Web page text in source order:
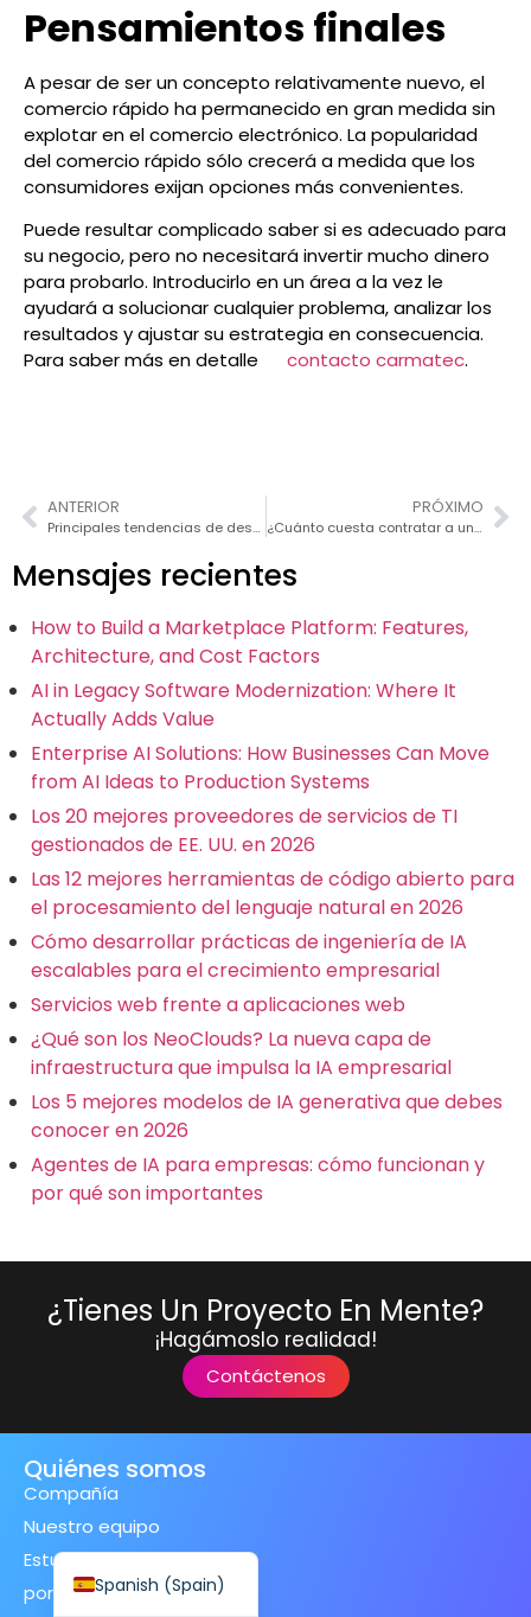
Pensamientos finales
A pesar de ser un concepto relativamente nuevo, el
comercio rápido ha permanecido en gran medida sin
explotar en el comercio electrónico. La popularidad
del comercio rápido sólo crecerá a medida que los
consumidores exijan opciones más convenientes.
Puede resultar complicado saber si es adecuado para
su negocio, pero no necesitará invertir mucho dinero
para probarlo. Introducirlo en un área a la vez le
ayudará a solucionar cualquier problema, analizar los
resultados y ajustar su estrategia en consecuencia.
Para saber más en detalle contacto carmatec.
ANTERIOR
Principales tendencias de desarrollo de Magento para 2026
PRÓXIMO
¿Cuánto cuesta contratar a un desarrollador de software?
Mensajes recientes
How to Build a Marketplace Platform: Features,
Architecture, and Cost Factors
AI in Legacy Software Modernization: Where It
Actually Adds Value
Enterprise AI Solutions: How Businesses Can Move
from AI Ideas to Production Systems
Los 20 mejores proveedores de servicios de TI
gestionados de EE. UU. en 2026
Las 12 mejores herramientas de código abierto para
el procesamiento del lenguaje natural en 2026
Cómo desarrollar prácticas de ingeniería de IA
escalables para el crecimiento empresarial
Servicios web frente a aplicaciones web
¿Qué son los NeoClouds? La nueva capa de
infraestructura que impulsa la IA empresarial
Los 5 mejores modelos de IA generativa que debes
conocer en 2026
Agentes de IA para empresas: cómo funcionan y
por qué son importantes
¿Tienes Un Proyecto En Mente?
¡Hagámoslo realidad!
Contáctenos
Quiénes somos
Compañía
Nuestro equipo
Estudios de caso
portafolioSpanish (Spain)
English
Spanish (Mexico)
Italian
French
Japanese
Dutch